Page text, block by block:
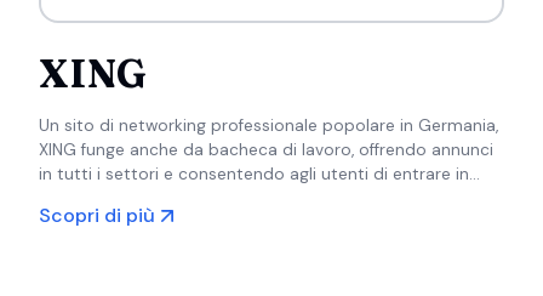
XING
Un sito di networking professionale popolare in Germania,
XING funge anche da bacheca di lavoro, offrendo annunci
in tutti i settori e consentendo agli utenti di entrare in
settore.
Scopri di più